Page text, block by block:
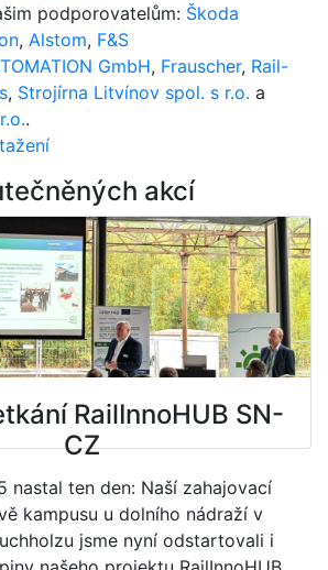
podporovatelům: Škoda
, Alstom, F&S
GmbH, Frauscher, Rail-
, Strojírna Litvínov spol. s r.o. a
.
akcí
RailInnoHUB SN-
CZ
nastal ten den: Naší zahajovací
kampusu u dolního nádraží v
jsme nyní odstartovali i